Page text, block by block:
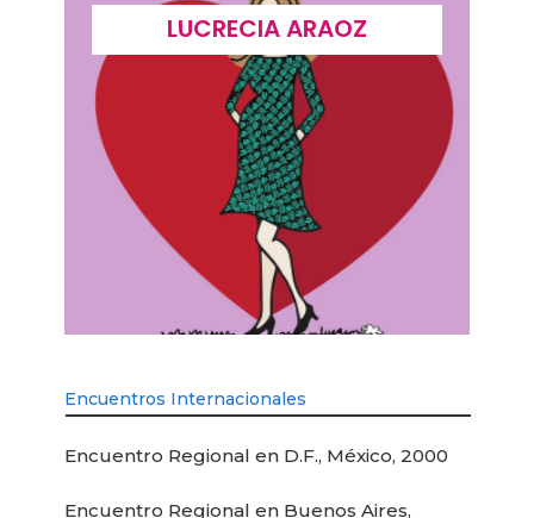
LUCRECIA ARAOZ
Encuentros Internacionales
Encuentro Regional en D.F., México, 2000
Encuentro Regional en Buenos Aires,